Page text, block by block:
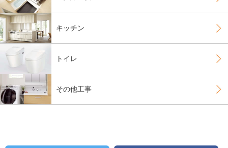
キッチン
トイレ
その他工事